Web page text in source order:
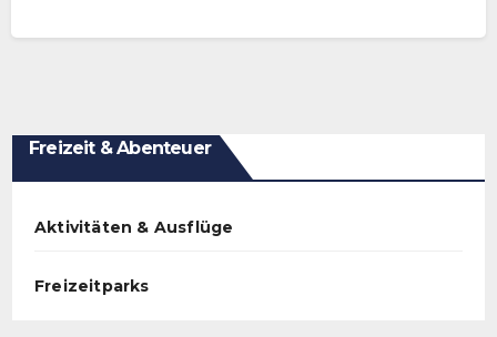
Freizeit & Abenteuer
Aktivitäten & Ausflüge
Freizeitparks